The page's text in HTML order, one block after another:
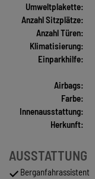
Umweltplakette:
Anzahl Sitzplätze:
Anzahl Türen:
Klimatisierung:
Einparkhilfe:
Airbags:
Farbe:
Innenausstattung:
Herkunft:
AUSSTATTUNG
Berganfahrassistent